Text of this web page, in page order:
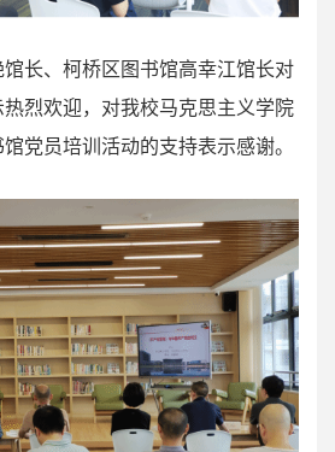
长、柯桥区图书馆高幸江馆长对
烈欢迎，对我校马克思主义学院
党员培训活动的支持表示感谢。